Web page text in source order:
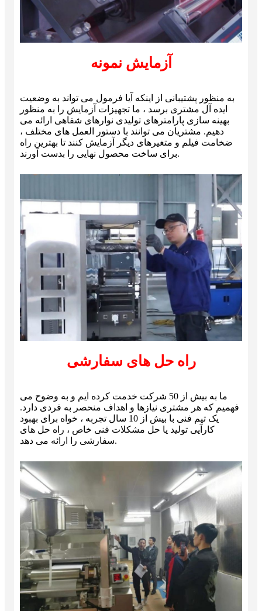
آزمایش نمونه
به منظور پشتیبانی از اینکه آیا فرمول می تواند به وضعیت
ایده آل مشتری برسد ، ما تجهیزات آزمایش را به منظور
بهینه سازی پارامترهای تولیدی نوارهای شفاهی ارائه می
دهیم. مشتریان می توانند با دستور العمل های مختلف ،
ضخامت فیلم و متغیرهای دیگر آزمایش کنند تا بهترین راه
برای ساخت محصول نهایی را بدست آورند.
راه حل های سفارشی
ما به بیش از 50 شرکت خدمت کرده ایم و به وضوح می
فهمیم که هر مشتری نیازها و اهداف منحصر به فردی دارد.
یک تیم فنی با بیش از 10 سال تجربه ، خواه برای بهبود
کارآیی تولید یا حل مشکلات فنی خاص ، راه حل های
سفارشی را ارائه می دهد.